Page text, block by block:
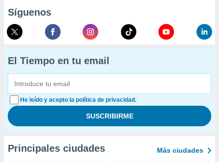
Síguenos
El Tiempo en tu email
He leído y acepto la política de privacidad.
Principales ciudades Más ciudades